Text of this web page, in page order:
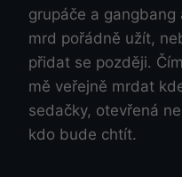
grupáče a
mrd pořádně užít,
přidat se později.
mě veřejně mrdat
sedačky, otevřená
kdo bude chtít.